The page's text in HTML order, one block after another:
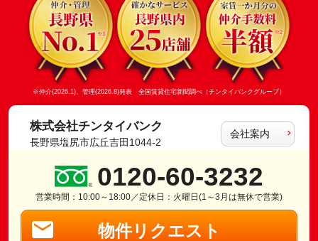
※仲介(2026.1)、管理(2026.8)発表 全国賃貸住宅新聞調べ（チンタイバンクグループ）
株式会社チンタイバンク
長野県塩尻市広丘吉田1044-2
会社案内
0120-60-3232
営業時間：10:00～18:00／定休日：火曜日(1～3月は無休で営業)
物件リクエスト